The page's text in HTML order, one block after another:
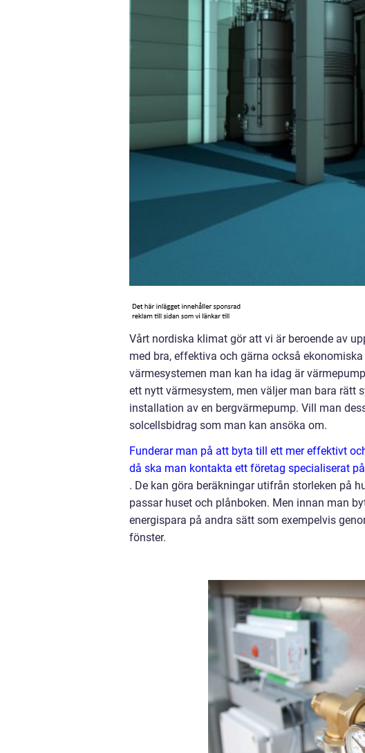
Vårt nordiska klimat gör att vi är beroende av
med bra, effektiva och gärna också
värmesystemen man kan ha idag är
ett nytt värmesystem, men väljer man bara rätt
installation av en bergvärmepump. Vill man
solcellsbidrag som man kan ansöka om.
Funderar man på att byta till ett mer effektivt
då ska man kontakta ett företag specialiserat
. De kan göra beräkningar utifrån storleken på
passar huset och plånboken. Men innan man
energispara på andra sätt som exempelvis
fönster.